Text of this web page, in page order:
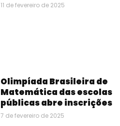
11 de fevereiro de 2025
Olimpíada Brasileira de
Matemática das escolas
públicas abre inscrições
7 de fevereiro de 2025